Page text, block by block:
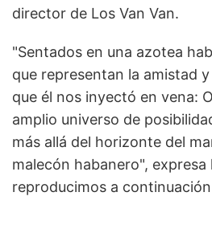
director de Los Van Van.
"Sentados en una azotea
que representan la amistad
que él nos inyectó en vena:
amplio universo de
más allá del horizonte del
malecón habanero", expresa
reproducimos a